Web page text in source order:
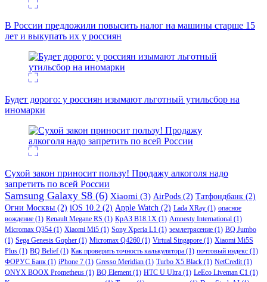
В России предложили повысить налог на машины старше 15
лет и выкупать их у россиян
Будет дорого: у россиян изымают льготный утильсбор на
иномарки
Сухой закон приносит пользу! Продажу алкоголя надо
запретить по всей России
Samsung Galaxy S8 (6) Xiaomi (3) AirPods (2) Татфондбанк (2)
Огни Москвы (2) iOS 10.2 (2) Apple Watch (2) Lada XRay (1) опасное
вождение (1) Renault Megane RS (1) КрАЗ В18.1Х (1) Amnesty International (1)
Micromax Q354 (1) Xiaomi Mi5 (1) Sony Xperia L1 (1) землетрясение (1) BQ Jumbo
(1) Sega Genesis Gopher (1) Micromax Q4260 (1) Virtual Singapore (1) Xiaomi Mi5S
Plus (1) BQ Belief (1) Как проверить точность калькулятора (1) почтовый индекс (1)
ФОРУС Банк (1) iPhone 7 (1) Gresso Meridian (1) Turbo X5 Black (1) NetCredit(1)
ONYX BOOX Prometheus (1) BQ Element(1) HTC U Ultra (1) LeEco Liveman C1 (1)